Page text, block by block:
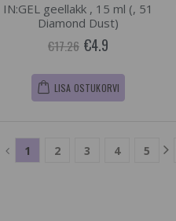
IN:GEL geellakk , 15 ml (, 51
Diamond Dust)
€17.26 €4.9
LISA OSTUKORVI
1 2 3 4 5